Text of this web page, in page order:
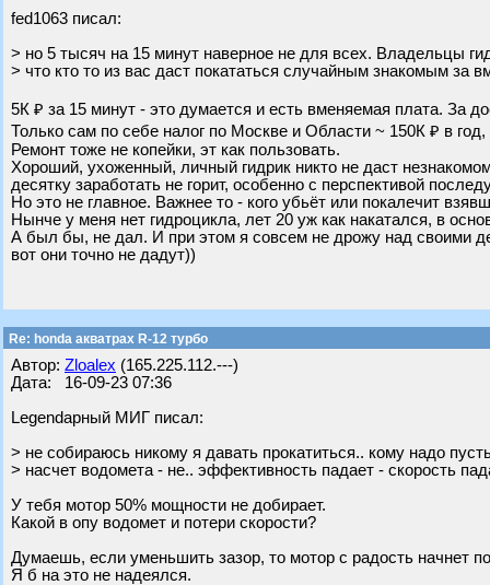
fed1063 писал:
> но 5 тысяч на 15 минут наверное не для всех. Владельцы
> что кто то из вас даст покататься случайным знакомым за
5К ₽ за 15 минут - это думается и есть вменяемая плата. За
Только сам по себе налог по Москве и Области ~ 150К ₽ в год,
Ремонт тоже не копейки, эт как пользовать.
Хороший, ухоженный, личный гидрик никто не даст
десятку заработать не горит, особенно с перспективой
Но это не главное. Важнее то - кого убьёт или покалечит
Нынче у меня нет гидроцикла, лет 20 уж как накатался, в
А был бы, не дал. И при этом я совсем не дрожу над своими
вот они точно не дадут))
Re: honda акватрах R-12 турбо
Автор: Zloalex (165.225.112.---)
Дата: 16-09-23 07:36
Legendарный МИГ писал:
> не собираюсь никому я давать прокатиться.. кому надо
> насчет водомета - не.. эффективность падает - скорость
У тебя мотор 50% мощности не добирает.
Какой в опу водомет и потери скорости?
Думаешь, если уменьшить зазор, то мотор с радость начнет
Я б на это не надеялся.